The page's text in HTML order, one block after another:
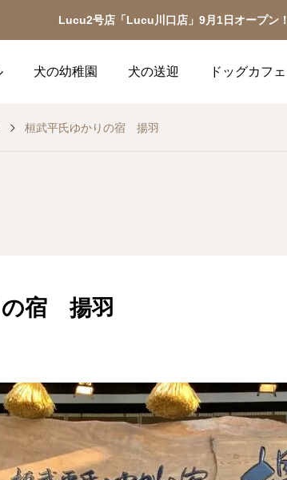
Lucu2号店「Lucu川口店」9月1日オープン！
犬の幼稚園 犬の送迎 ドッグカフェ
桓武平氏ゆかりの宿 揚羽
の宿 揚羽